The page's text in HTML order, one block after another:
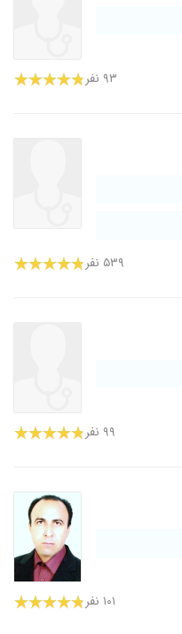
۹۳ نفر
۵۳۹ نفر
۹۹ نفر
۱۰۱ نفر